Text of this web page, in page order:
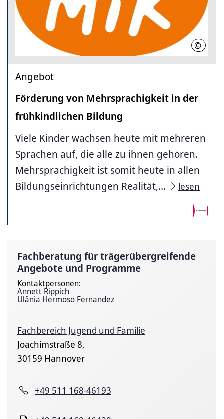
© LHH
Angebot
Förderung von Mehrsprachigkeit in der
frühkindlichen Bildung
Viele Kinder wachsen heute mit mehreren
Sprachen auf, die alle zu ihnen gehören.
Mehrsprachigkeit ist somit heute in allen
Bildungseinrichtungen Realität,...
lesen
Fachberatung für trägerübergreifende
Angebote und Programme
Kontaktpersonen:
Annett Rippich
Ulânia Hermoso Fernandez
Fachbereich Jugend und Familie
Joachimstraße 8,
30159 Hannover
+49 511 168-46193